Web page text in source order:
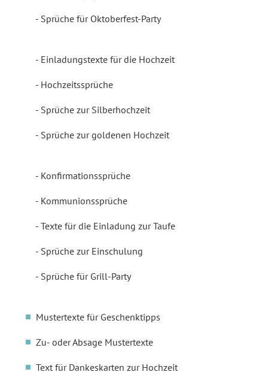
Sprüche für Oktoberfest-Party
Einladungstexte für die Hochzeit
Hochzeitssprüche
Sprüche zur Silberhochzeit
Sprüche zur goldenen Hochzeit
Konfirmationssprüche
Kommunionssprüche
Texte für die Einladung zur Taufe
Sprüche zur Einschulung
Sprüche für Grill-Party
Mustertexte für Geschenktipps
Zu- oder Absage Mustertexte
Text für Dankeskarten zur Hochzeit